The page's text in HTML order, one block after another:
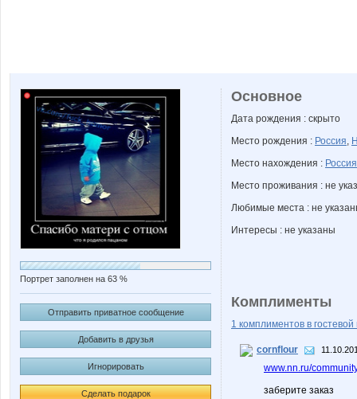
Портрет заполнен на 63 %
Отправить приватное сообщение
Добавить в друзья
Игнорировать
Сделать подарок
Основное
Дата рождения : скрыто
Место рождения : Россия,
Место нахождения : Россия
Место проживания : не
Любимые места : не
Интересы : не указаны
Комплименты
1 комплиментов в гостевой
cornflour
www.nn.ru/
заберите заказ